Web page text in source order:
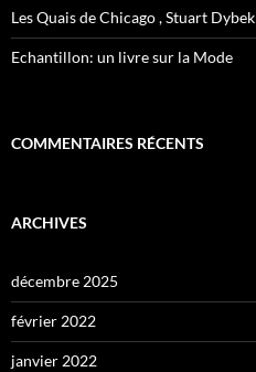
Les Quais de Chicago , Stuart Dybek
Echantillon: un livre sur la Mode
COMMENTAIRES RÉCENTS
ARCHIVES
décembre 2025
février 2022
janvier 2022